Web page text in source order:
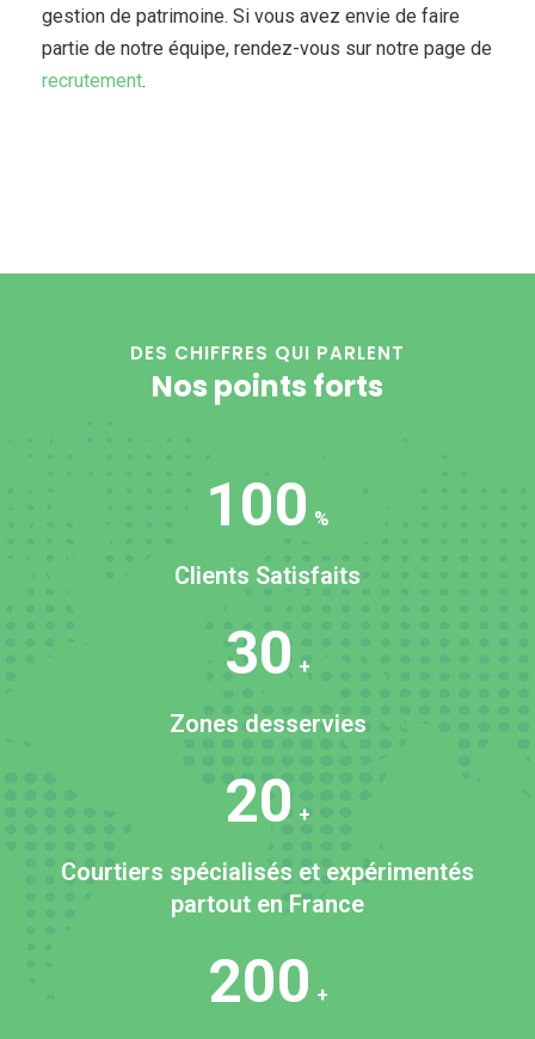
gestion de patrimoine. Si vous avez envie de faire
partie de notre équipe, rendez-vous sur notre page de
recrutement.
DES CHIFFRES QUI PARLENT
Nos points forts
100 %
Clients Satisfaits
30 +
Zones desservies
20 +
Courtiers spécialisés et expérimentés
partout en France
200 +